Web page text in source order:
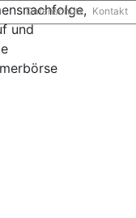
Datenschutz Kontakt